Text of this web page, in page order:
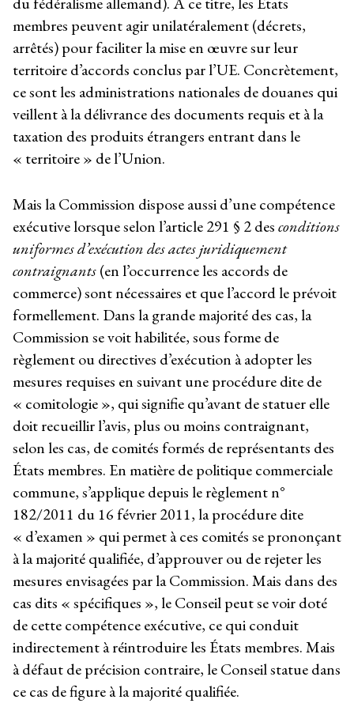
membres peuvent agir unilatéralement (décrets,
arrêtés) pour faciliter la mise en œuvre sur leur
territoire d’accords conclus par l’UE. Concrètement,
ce sont les administrations nationales de douanes qui
veillent à la délivrance des documents requis et à la
taxation des produits étrangers entrant dans le
« territoire » de l’Union.
Mais la Commission dispose aussi d’une compétence
exécutive lorsque selon l’article 291 § 2 desconditions
uniformes d’exécution des actes juridiquement
contraignants(en l’occurrence les accords de
commerce) sont nécessaires et que l’accord le prévoit
formellement. Dans la grande majorité des cas, la
Commission se voit habilitée, sous forme de
règlement ou directives d’exécution à adopter les
mesures requises en suivant une procédure dite de
« comitologie », qui signifie qu’avant de statuer elle
doit recueillir l’avis, plus ou moins contraignant,
selon les cas, de comités formés de représentants des
États membres. En matière de politique commerciale
commune, s’applique depuis le règlement n°
182/2011 du 16 février 2011, la procédure dite
« d’examen » qui permet à ces comités se prononçant
à la majorité qualifiée, d’approuver ou de rejeter les
mesures envisagées par la Commission. Mais dans des
cas dits « spécifiques », le Conseil peut se voir doté
de cette compétence exécutive, ce qui conduit
indirectement à réintroduire les États membres. Mais
à défaut de précision contraire, le Conseil statue dans
ce cas de figure à la majorité qualifiée.